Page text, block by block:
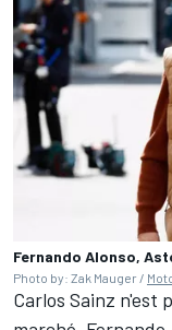
Fernando Alonso,
Photo by: Zak Mauger /
Carlos Sainz n'est